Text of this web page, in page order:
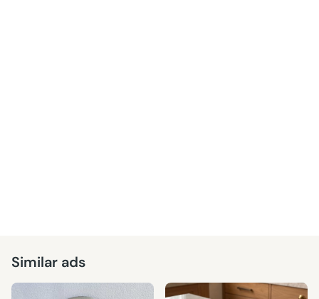
Similar ads